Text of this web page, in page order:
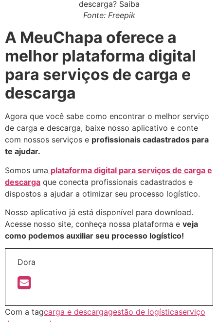
Fonte: Freepik
A MeuChapa oferece a
melhor plataforma digital
para serviços de carga e
descarga
Agora que você sabe como encontrar o melhor serviço
de carga e descarga, baixe nosso aplicativo e conte
com nossos serviços e profissionais cadastrados para
te ajudar.
Somos uma plataforma digital para serviços de carga e
descarga que conecta profissionais cadastrados e
dispostos a ajudar a otimizar seu processo logístico.
Nosso aplicativo já está disponível para download.
Acesse nosso site, conheça nossa plataforma e veja
como podemos auxiliar seu processo logístico!
Dora
Com a tagcarga e descargagestão de logísticaserviço